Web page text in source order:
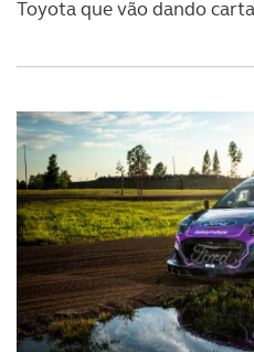
Toyota que vão dando